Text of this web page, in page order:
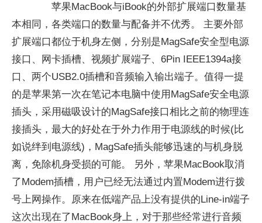
苹果MacBook与iBook的外部扩展端口数量基
本相同，各类端口的数量与配备并不优秀。 主要外部
扩展端口都位于机身左侧，分别是MagSafe安全型电源
接口、网卡插槽、视频扩展端子、6Pin IEEE1394a接
口、两个USB2.0插槽和音频输入输出端子。值得一提
的是苹果第一次在笔记本电脑中使用MagSafe安全电源
插头，采用磁吸设计的MagSafe接口相比之前的物理连
接插头，最大的好处在于外力作用于电源线的时候(比
如说绊到电源线)，MagSafe插头能够迅速的与机身脱
离，免除机身受损的可能。 另外，苹果MacBook取消
了Modem插槽，用户已经无法通过内置Modem进行拨
号上网操作。原来在低端产品上没有提供的Line-in端子
这次出现在了MacBook身上，对于那些经常进行音频